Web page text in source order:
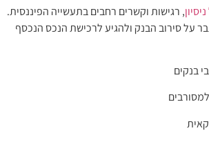
הפיננסית.
הנכס הנכסף